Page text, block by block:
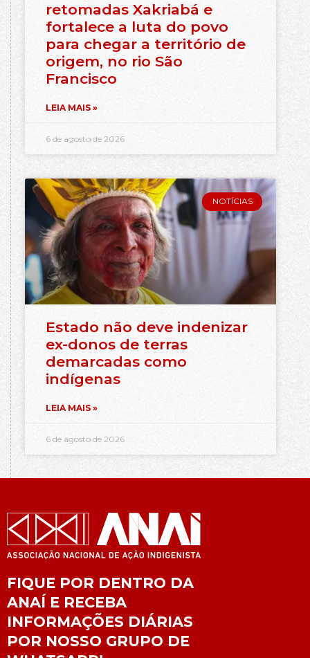
retomadas Xakriabá e
fortalece a luta do povo
para chegar a território de
origem, no rio São
Francisco
LEIA MAIS »
6 de agosto de 2026
NOTÍCIAS
Estado não deve indenizar
ex-donos de terras
demarcadas como
indígenas
LEIA MAIS »
6 de agosto de 2026
FIQUE POR DENTRO DA
ANAÍ E RECEBA
INFORMAÇÕES DIÁRIAS
POR NOSSO GRUPO DE